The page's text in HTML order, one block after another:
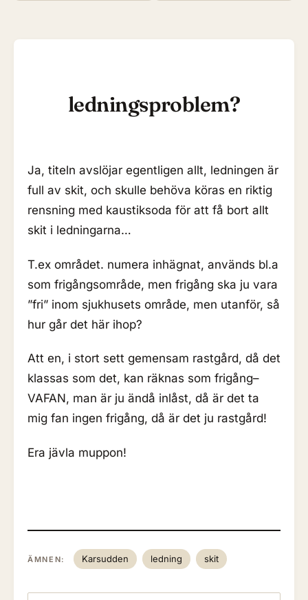
ledningsproblem?
Ja, titeln avslöjar egentligen allt, ledningen är
full av skit, och skulle behöva köras en riktig
rensning med kaustiksoda för att få bort allt
skit i ledningarna…
T.ex området. numera inhägnat, används bl.a
som frigångsområde, men frigång ska ju vara
”fri” inom sjukhusets område, men utanför, så
hur går det här ihop?
Att en, i stort sett gemensam rastgård, då det
klassas som det, kan räknas som frigång–
VAFAN, man är ju ändå inlåst, då är det ta
mig fan ingen frigång, då är det ju rastgård!
Era jävla muppon!
ÄMNEN: Karsudden ledning skit